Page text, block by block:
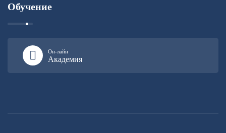
Обучение
Он-лайн
Академия